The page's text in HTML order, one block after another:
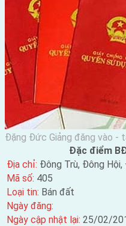
Đặng Đức Giảng đăng vào -
Đặc điểm
Địa chỉ: Đông Trù, Đông Hội,
Mã số: 405
Loại tin: Bán đất
Ngày đăng:
Ngày cập nhật lại: 25/02/